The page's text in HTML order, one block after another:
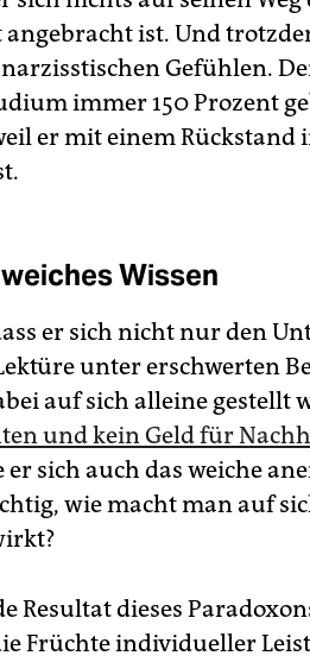
ist. Und
Gefühlen.
immer 150 Prozent
er mit einem Rückstand
Wissen
er sich nicht nur den
unter erschwerten
auf sich alleine gestellt
und kein Geld für
er sich auch das weiche
wie macht man auf
Resultat dieses
Früchte individueller